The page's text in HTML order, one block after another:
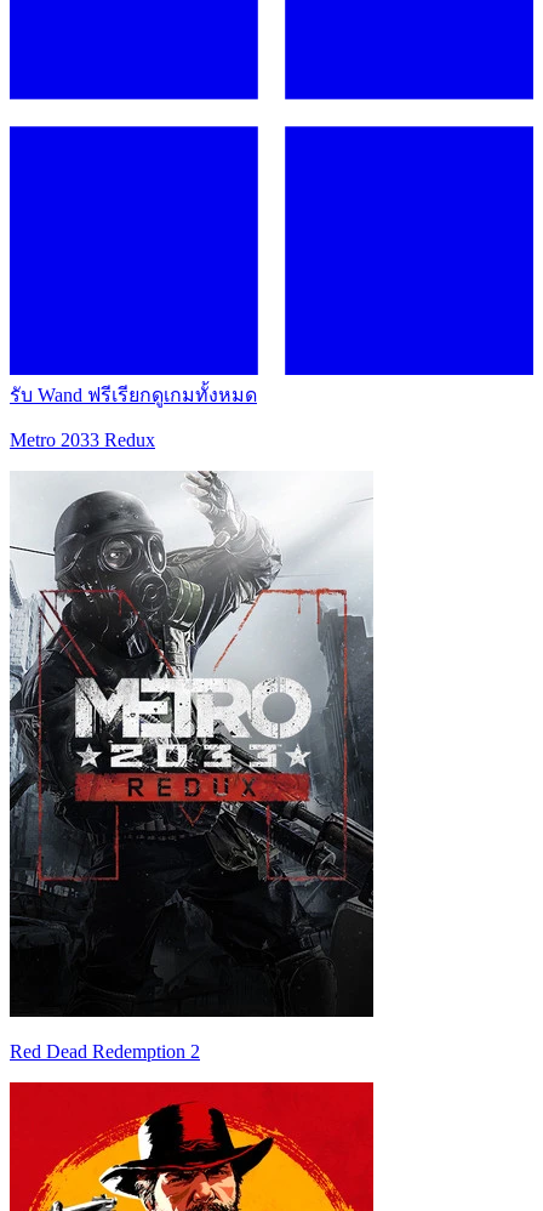
รับ Wand ฟรีเรียกดูเกมทั้งหมด
Metro 2033 Redux
Red Dead Redemption 2